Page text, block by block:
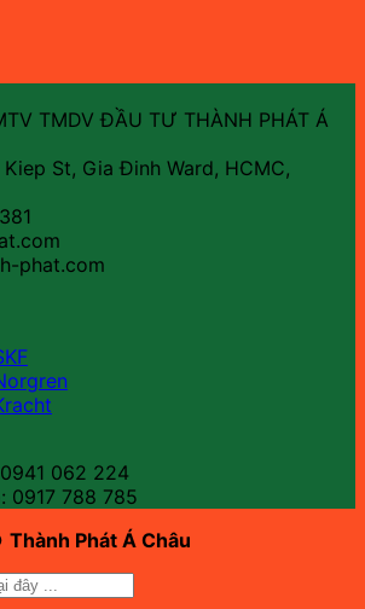
TMDV ĐẦU TƯ THÀNH PHÁT Á
Kiep St, Gia Đinh Ward, HCMC,
phat.com
0941 062 224
0917 788 785
Thành Phát Á Châu